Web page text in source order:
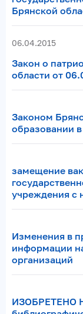
Брянской
06.04.2015
Закон о
области от
Законом
образовании в
замещение
учреждения с
Изменения в
информации
организаций
ИЗОБРЕТЕНО